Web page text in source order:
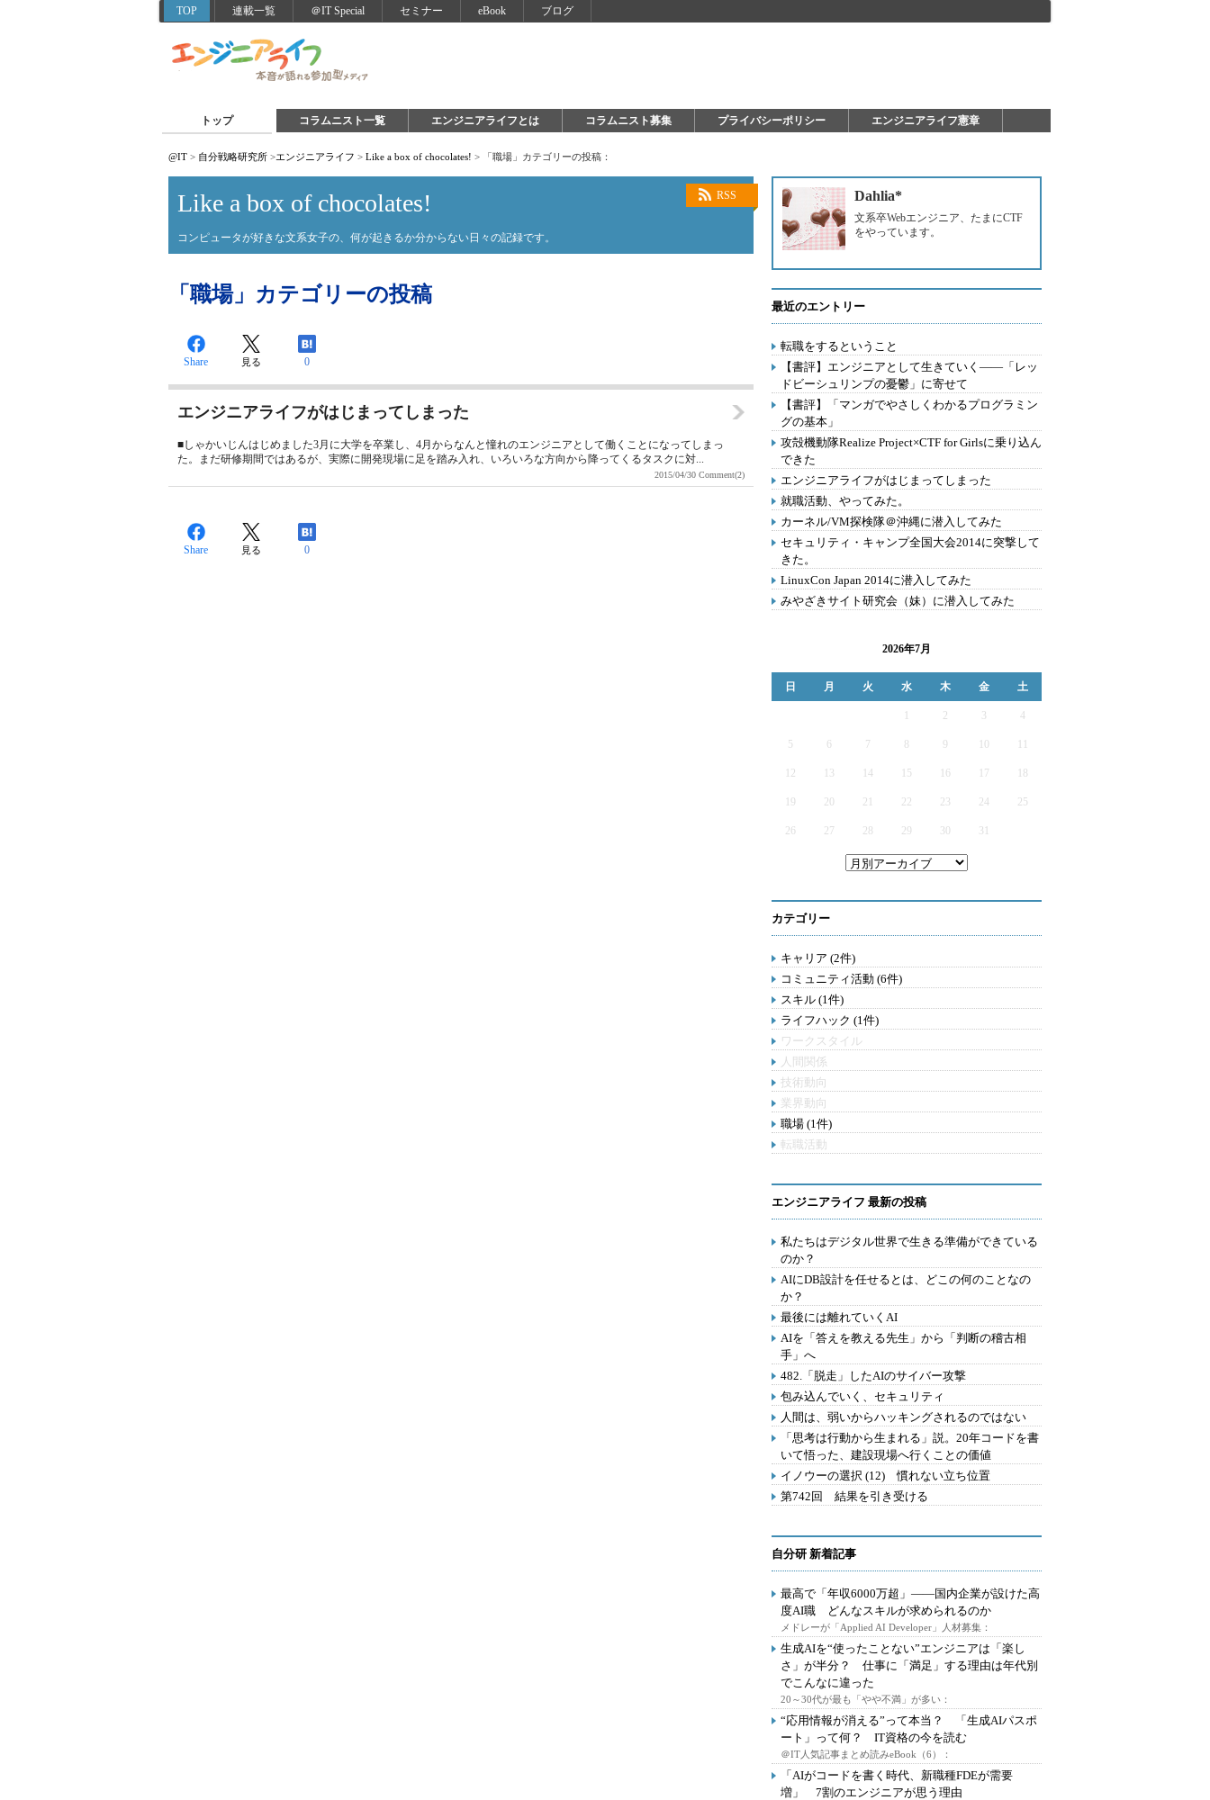
TOP 連載一覧 ＠IT Special セミナー eBook ブログ
トップ コラムニスト一覧 エンジニアライフとは コラムニスト募集 プライバシーポリシー エンジニアライフ憲章
@IT > 自分戦略研究所 >エンジニアライフ > Like a box of chocolates! > 「職場」カテゴリーの投稿：
RSS
Like a box of chocolates!
コンピュータが好きな文系女子の、何が起きるか分からない日々の記録です。
「職場」カテゴリーの投稿
Share 見る 0
エンジニアライフがはじまってしまった
■しゃかいじんはじめました3月に大学を卒業し、4月からなんと憧れのエンジニアとして働くことになってしまっ
た。まだ研修期間ではあるが、実際に開発現場に足を踏み入れ、いろいろな方向から降ってくるタスクに対...
2015/04/30 Comment(2)
Share 見る 0
Dahlia*
文系卒Webエンジニア、たまにCTF
をやっています。
最近のエントリー
転職をするということ
【書評】エンジニアとして生きていく――「レッ
ドビーシュリンプの憂鬱」に寄せて
【書評】「マンガでやさしくわかるプログラミン
グの基本」
攻殻機動隊Realize Project×CTF for Girlsに乗り込ん
できた
エンジニアライフがはじまってしまった
就職活動、やってみた。
カーネル/VM探検隊＠沖縄に潜入してみた
セキュリティ・キャンプ全国大会2014に突撃して
きた。
LinuxCon Japan 2014に潜入してみた
みやざきサイト研究会（妹）に潜入してみた
2026年7月
日 月 火 水 木 金 土
2 3 4
5 6 7 9
12 13 14 15 16 17
19 20 21 22 23 24 25
26 27 28 29 30 31
カテゴリー
キャリア (2件)
コミュニティ活動 (6件)
スキル (1件)
ライフハック (1件)
ワークスタイル
人間関係
技術動向
業界動向
職場 (1件)
転職活動
エンジニアライフ 最新の投稿
私たちはデジタル世界で生きる準備ができている
のか？
AIにDB設計を任せるとは、どこの何のことなの
か？
最後には離れていくAI
AIを「答えを教える先生」から「判断の稽古相
手」へ
482.「脱走」したAIのサイバー攻撃
包み込んでいく、セキュリティ
人間は、弱いからハッキングされるのではない
「思考は行動から生まれる」説。20年コードを書
いて悟った、建設現場へ行くことの価値
イノウーの選択 (12) 慣れない立ち位置
第742回 結果を引き受ける
自分研 新着記事
最高で「年収6000万超」――国内企業が設けた高
度AI職 どんなスキルが求められるのか
メドレーが「Applied AI Developer」人材募集：
生成AIを“使ったことない”エンジニアは「楽し
さ」が半分？ 仕事に「満足」する理由は年代別
でこんなに違った
20～30代が最も「やや不満」が多い：
“応用情報が消える”って本当？ 「生成AIパスポ
ート」って何？ IT資格の今を読む
＠IT人気記事まとめ読みeBook（6）：
「AIがコードを書く時代、新職種FDEが需要
増」 7割のエンジニアが思う理由